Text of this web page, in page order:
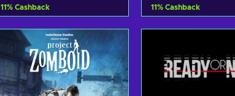
11% Cashback
Añadir al carrito
Ver ofertas
11% Cashback
Ver ofertas